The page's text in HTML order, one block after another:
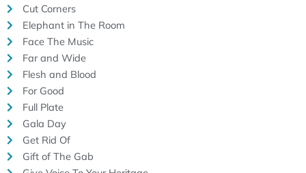
Cut Corners
Elephant in The Room
Face The Music
Far and Wide
Flesh and Blood
For Good
Full Plate
Gala Day
Get Rid Of
Gift of The Gab